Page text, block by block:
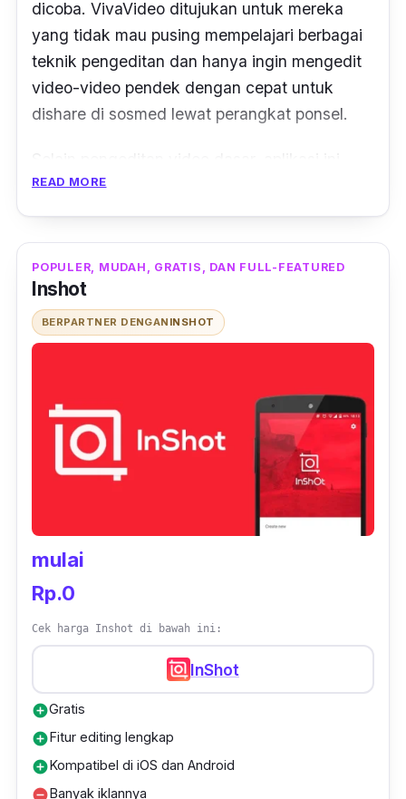
dicoba. VivaVideo ditujukan untuk mereka
yang tidak mau pusing mempelajari berbagai
teknik pengeditan dan hanya ingin mengedit
video-video pendek dengan cepat untuk
dishare di sosmed lewat perangkat ponsel.
juga menyediakan berbagai fitur lain seperti
efekglitchdan transisi, berbagaifilterdan
efek,templatessiap pakai, pengaturan
kecepatan, penambahanemoji, dan musik.
Saking mudah digunakan, hampir semua
selebgramdanselebtwit
menggunakansoftwareini untukeditvideo.
efek stiker dan klip pendek lucu sebagai
transisi yang begitu banyak. Bisa juga untuk
membuat adegan lambat disertai munculnya
teks sebagai penekanan dan penjelas
READ MORE
POPULER, MUDAH, GRATIS, DAN FULL-FEATURED
Inshot
BERPARTNER DENGAN INSHOT
mulai
Rp.0
Cek harga Inshot di bawah ini:
InShot
add_circleGratis
add_circleFitur editing lengkap
add_circleKompatibel di iOS dan Android
remove_circleBanyak iklannya